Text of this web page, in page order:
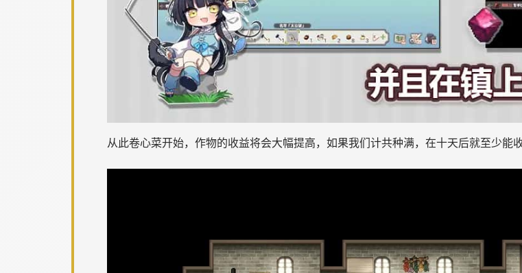
从此卷心菜开始，作物的收益将会大幅提高，如果我们计共种满，在十天后就至少能